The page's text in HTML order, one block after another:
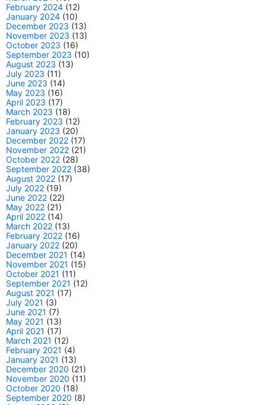
February 2024 (12)
January 2024 (10)
December 2023 (13)
November 2023 (13)
October 2023 (16)
September 2023 (10)
August 2023 (13)
July 2023 (11)
June 2023 (14)
May 2023 (16)
April 2023 (17)
March 2023 (18)
February 2023 (12)
January 2023 (20)
December 2022 (17)
November 2022 (21)
October 2022 (28)
September 2022 (38)
August 2022 (17)
July 2022 (19)
June 2022 (22)
May 2022 (21)
April 2022 (14)
March 2022 (13)
February 2022 (16)
January 2022 (20)
December 2021 (14)
November 2021 (15)
October 2021 (11)
September 2021 (12)
August 2021 (17)
July 2021 (3)
June 2021 (7)
May 2021 (13)
April 2021 (17)
March 2021 (12)
February 2021 (4)
January 2021 (13)
December 2020 (21)
November 2020 (11)
October 2020 (18)
September 2020 (8)